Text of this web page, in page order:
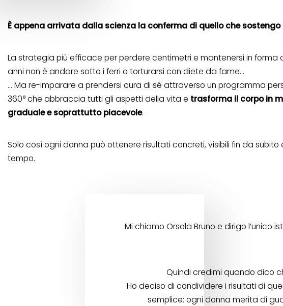
È appena arrivata dalla scienza la conferma di quello che sostengo
La strategia più efficace per perdere centimetri e mantenersi in forma
anni non è andare sotto i ferri o torturarsi con diete da fame…
… Ma re-imparare a prendersi cura di sé attraverso un programma
360° che abbraccia tutti gli aspetti della vita e trasforma il corpo in
graduale e soprattutto piacevole.
Solo così ogni donna può ottenere risultati concreti, visibili fin da subito
tempo.
Mi chiamo Orsola Bruno e dirigo
Quindi credimi quando dico
Ho deciso di condividere i risultati di
semplice: ogni donna merita di